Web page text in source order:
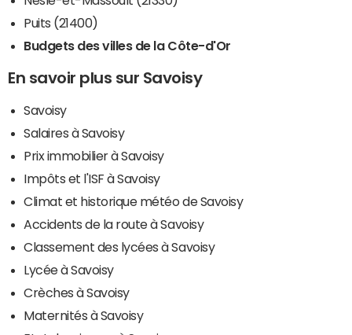
Puits (21400)
Budgets des villes de la Côte-d'Or
En savoir plus sur Savoisy
Savoisy
Salaires à Savoisy
Prix immobilier à Savoisy
Impôts et l'ISF à Savoisy
Climat et historique météo de Savoisy
Accidents de la route à Savoisy
Classement des lycées à Savoisy
Lycée à Savoisy
Crèches à Savoisy
Maternités à Savoisy